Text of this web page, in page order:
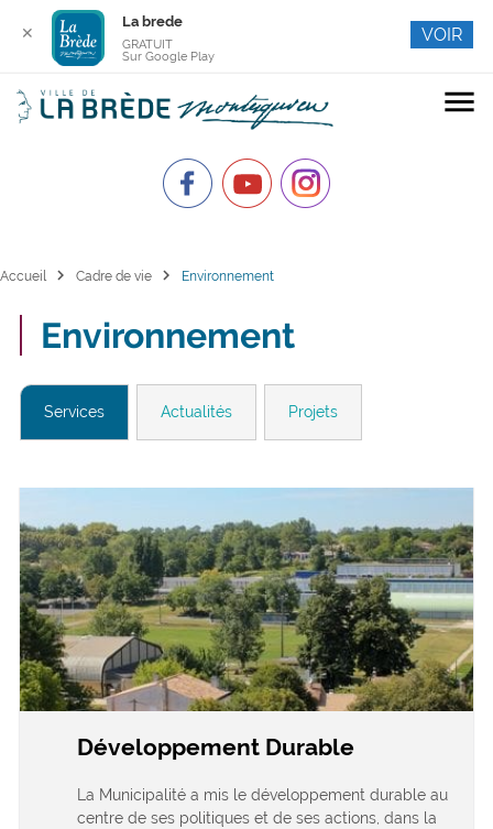
menu
Accueil chevron_right Cadre de vie chevron_right Environnement
Environnement
Services Actualités Projets
Développement Durable
La Municipalité a mis le développement durable au
centre de ses politiques et de ses actions, dans la
✕
La brede
GRATUIT
Sur Google Play
VOIR